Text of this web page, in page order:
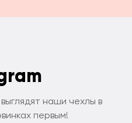
наши чехлы в
первым!